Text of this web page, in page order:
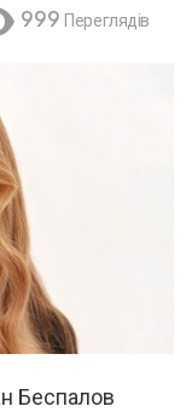
999 Переглядів
Беспалов